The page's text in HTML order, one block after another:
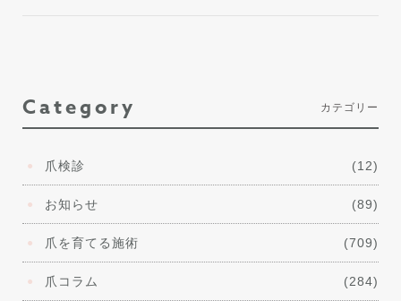
Category カテゴリー
爪検診 (12)
お知らせ (89)
爪を育てる施術 (709)
爪コラム (284)